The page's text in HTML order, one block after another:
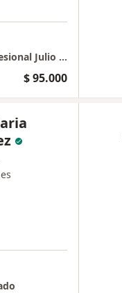
Consultorio Privado de psicologia profesional Julio Albarracin
$ 95.000